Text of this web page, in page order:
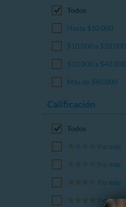
Todos
Hasta $10.000
$10.000 a $20.000
$20.000 a $40.000
Más de $40.000
Calificación
Todos
o más
o más
o más
o más